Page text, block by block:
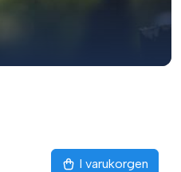
I varukorgen